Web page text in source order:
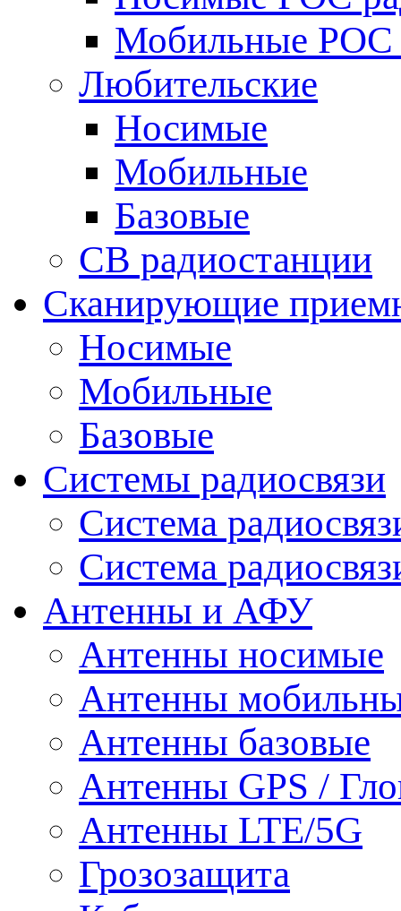
Мобильные POC
Любительские
Носимые
Мобильные
Базовые
CB радиостанции
Сканирующие
Носимые
Мобильные
Базовые
Системы радиосвязи
Система
Система
Антенны и АФУ
Антенны носимые
Антенны
Антенны базовые
Антенны GPS /
Антенны LTE/5G
Грозозащита